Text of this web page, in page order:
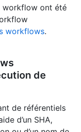
workflow ont été
workflows.
de
de référentiels
d’un SHA,